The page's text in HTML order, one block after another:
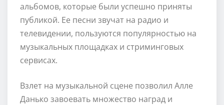
альбомов, которые были успешно приняты
публикой. Ее песни звучат на радио и
телевидении, пользуются популярностью на
музыкальных площадках и стриминговых
сервисах.
Взлет на музыкальной сцене позволил Алле
Данько завоевать множество наград и